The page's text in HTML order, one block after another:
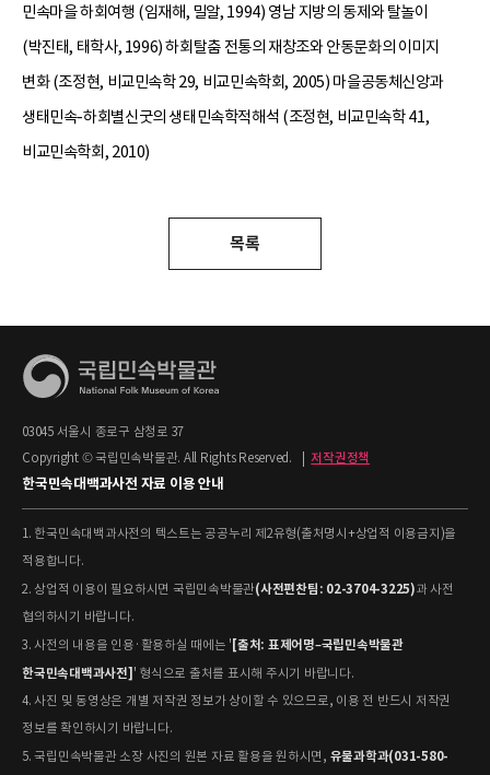
민속마을 하회여행 (임재해, 밀알, 1994) 영남 지방의 동제와 탈놀이
(박진태, 태학사, 1996) 하회탈춤 전통의 재창조와 안동문화의 이미지
변화 (조정현, 비교민속학 29, 비교민속학회, 2005) 마을공동체신앙과
생태민속-하회별신굿의 생태민속학적해석 (조정현, 비교민속학 41,
비교민속학회, 2010)
목록
03045 서울시 종로구 삼청로 37
Copyright © 국립민속박물관. All Rights Reserved.
저작권정책
한국민속대백과사전 자료 이용 안내
1. 한국민속대백과사전의 텍스트는 공공누리 제2유형(출처명시+상업적 이용금지)을
적용합니다.
2. 상업적 이용이 필요하시면 국립민속박물관(사전편찬팀: 02-3704-3225)과 사전
협의하시기 바랍니다.
3. 사전의 내용을 인용·활용하실 때에는 ' [출처: 표제어명–국립민속박물관
한국민속대백과사전] ' 형식으로 출처를 표시해 주시기 바랍니다.
4. 사진 및 동영상은 개별 저작권 정보가 상이할 수 있으므로, 이용 전 반드시 저작권
정보를 확인하시기 바랍니다.
5. 국립민속박물관 소장 사진의 원본 자료 활용을 원하시면, 유물과학과(031-580-